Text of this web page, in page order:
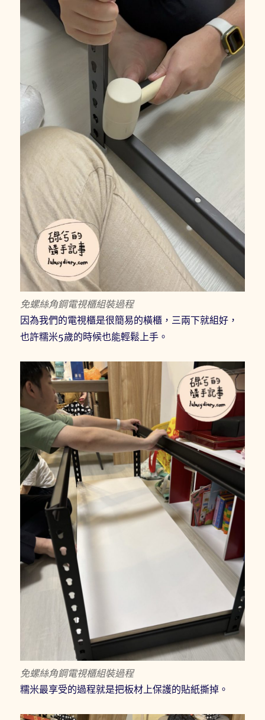
免螺絲角鋼電視櫃組裝過程
因為我們的電視櫃是很簡易的橫櫃，三兩下就組好，
也許糯米5歲的時候也能輕鬆上手。
免螺絲角鋼電視櫃組裝過程
糯米最享受的過程就是把板材上保護的貼紙撕掉。